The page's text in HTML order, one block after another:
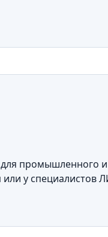
промышленного
у специалистов